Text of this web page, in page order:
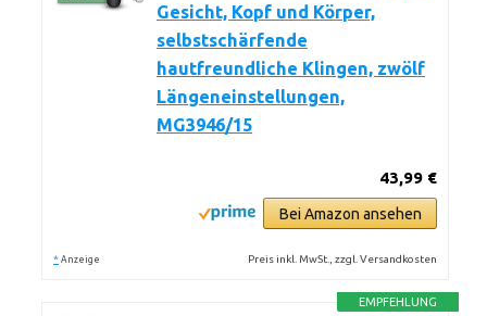
Gesicht, Kopf und Körper,
selbstschärfende
hautfreundliche Klingen, zwölf
Längeneinstellungen,
MG3946/15
43,99 €
Bei Amazon ansehen
* Anzeige Preis inkl. MwSt., zzgl. Versandkosten
EMPFEHLUNG